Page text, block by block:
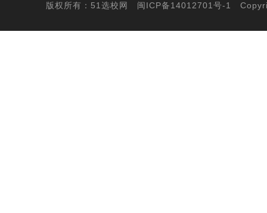
版权所有：51选校网
闽ICP备14012701号-1